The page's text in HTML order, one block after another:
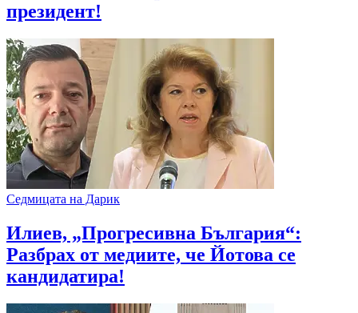
президент!
Седмицата на Дарик
Илиев, „Прогресивна България“:
Разбрах от медиите, че Йотова се
кандидатира!